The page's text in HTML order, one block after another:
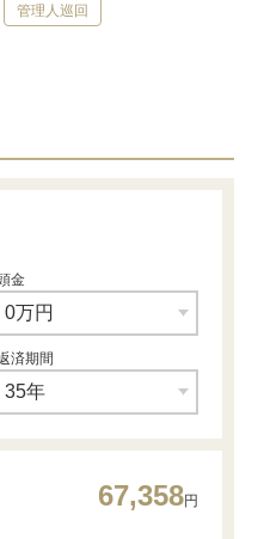
管理人巡回
金
済期間
67,358円